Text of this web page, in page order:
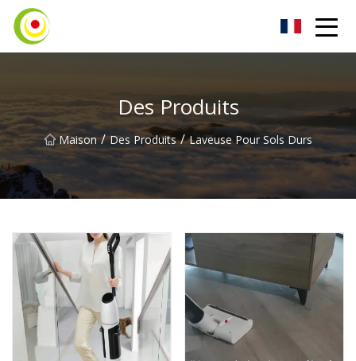
Des Produits
Maison / Des Produits / Laveuse Pour Sols Durs